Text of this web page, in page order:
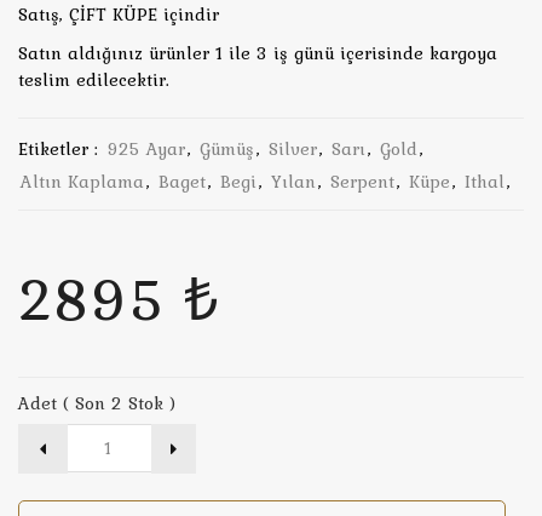
Satış, ÇİFT KÜPE içindir
Satın aldığınız ürünler 1 ile 3 iş günü içerisinde kargoya
teslim edilecektir.
Etiketler : 925 Ayar, Gümüş, Silver, Sarı, Gold,
Altın Kaplama, Baget, Begi, Yılan, Serpent, Küpe, Ithal,
2895 ₺
Adet ( Son 2 Stok )